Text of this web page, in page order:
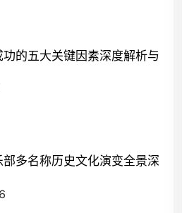
的五大关键因素深度解析与
多名称历史文化演变全景深